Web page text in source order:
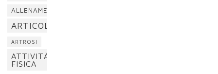
ALLENAMENTO
ARTICOLAZIONI
ARTROSI
ATTIVITÀ
FISICA